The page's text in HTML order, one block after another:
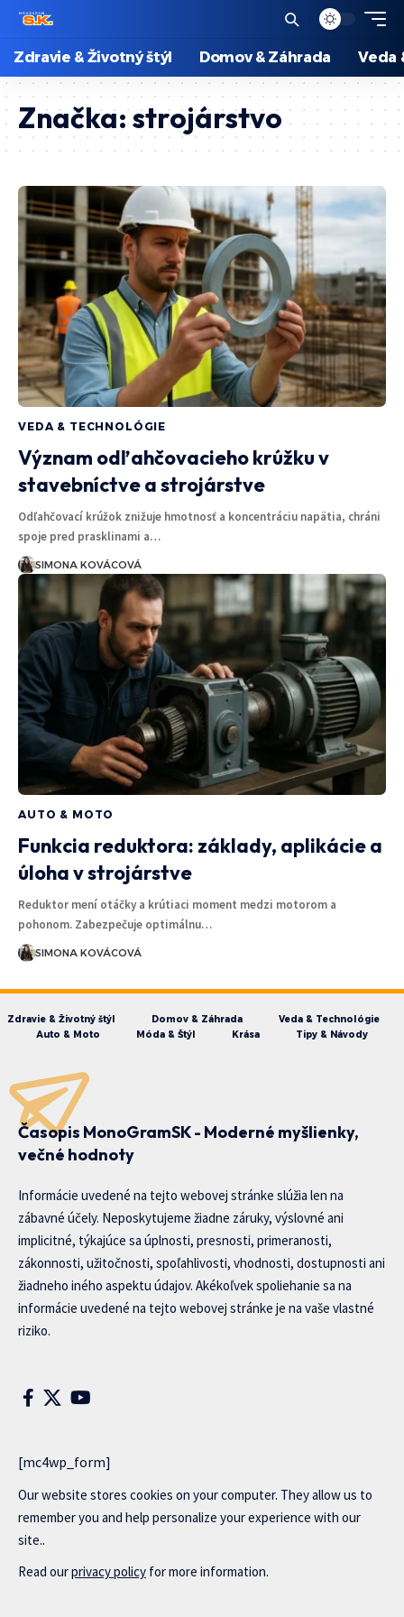
Zdravie & Životný štýl Domov & Záhrada Veda
Značka:strojárstvo
VEDA & TECHNOLÓGIE
Význam odľahčovacieho krúžku v
stavebníctve a strojárstve
Odľahčovací krúžok znižuje hmotnosť a koncentráciu napätia, chráni
spoje pred prasklinami a…
SIMONA KOVÁCOVÁ
AUTO & MOTO
Funkcia reduktora: základy, aplikácie a
úloha v strojárstve
Reduktor mení otáčky a krútiaci moment medzi motorom a
pohonom. Zabezpečuje optimálnu…
SIMONA KOVÁCOVÁ
Zdravie & Životný štýl Domov & Záhrada
Veda & Technológie
Auto & Moto
Móda & Štýl Krása Tipy & Návody
Časopis MonoGramSK - Moderné myšlienky,
večné hodnoty
Informácie uvedené na tejto webovej stránke slúžia len na
zábavné účely. Neposkytujeme žiadne záruky, výslovné ani
implicitné, týkajúce sa úplnosti, presnosti, primeranosti,
zákonnosti, užitočnosti, spoľahlivosti, vhodnosti, dostupnosti ani
žiadneho iného aspektu údajov. Akékoľvek spoliehanie sa na
informácie uvedené na tejto webovej stránke je na vaše vlastné
riziko.
[mc4wp_form]
Our website stores cookies on your computer. They allow us to
remember you and help personalize your experience with our
site..
Read ourprivacy policy for more information.